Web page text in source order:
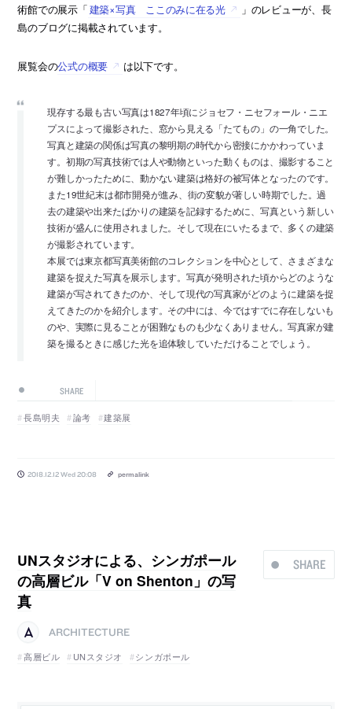
術館での展示「建築×写真 ここのみに在る光
」のレビューが、長
島のブログに掲載されています。
展覧会の公式の概要 は以下です。
現存する最も古い写真は1827年頃にジョセフ・ニセフォール・ニエ
プスによって撮影された、窓から見える「たてもの」の一角でした。
写真と建築の関係は写真の黎明期の時代から密接にかかわっていま
す。初期の写真技術では人や動物といった動くものは、撮影すること
が難しかったために、動かない建築は格好の被写体となったのです。
また19世紀末は都市開発が進み、街の変貌が著しい時期でした。過
去の建築や出来たばかりの建築を記録するために、写真という新しい
技術が盛んに使用されました。そして現在にいたるまで、多くの建築
が撮影されています。
本展では東京都写真美術館のコレクションを中心として、さまざまな
建築を捉えた写真を展示します。写真が発明された頃からどのような
建築が写されてきたのか、そして現代の写真家がどのように建築を捉
えてきたのかを紹介します。その中には、今ではすでに存在しないも
のや、実際に見ることが困難なものも少なくありません。写真家が建
築を撮るときに感じた光を追体験していただけることでしょう。
SHARE
長島明夫 論考 建築展
2018.12.12 Wed 20:08 permalink
SHARE
UNスタジオによる、シンガポール
の高層ビル「V on Shenton」の写
真
ARCHITECTURE
高層ビル
UNスタジオ シンガポール